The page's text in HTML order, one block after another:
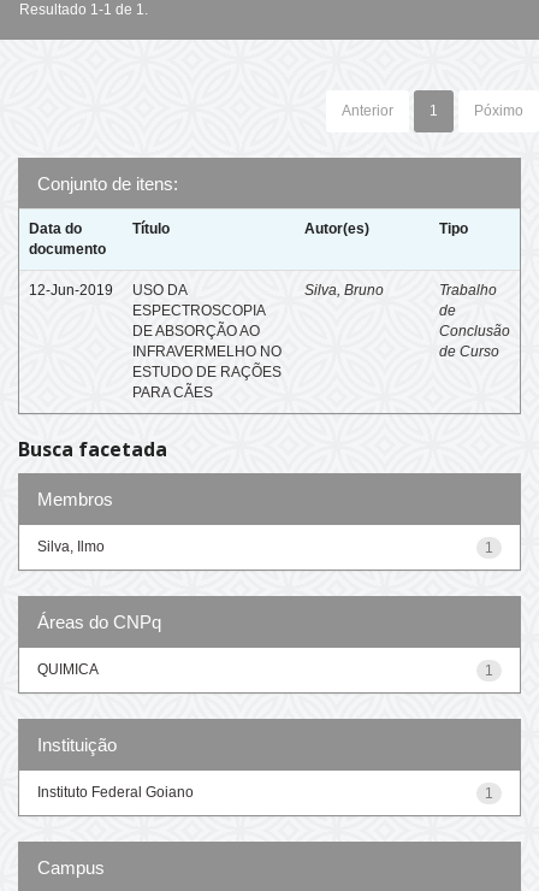
Resultado 1-1 de 1.
Anterior 1 Póximo
Conjunto de itens:
Data do
documento
Título Autor(es) Tipo
12-Jun-2019
USO DA
ESPECTROSCOPIA
DE ABSORÇÃO AO
INFRAVERMELHO NO
ESTUDO DE RAÇÕES
PARA CÃES
Silva, Bruno
Trabalho
de
Conclusão
de Curso
Busca facetada
Membros
1
Silva, Ilmo
Áreas do CNPq
1
QUIMICA
Instituição
1
Instituto Federal Goiano
Campus